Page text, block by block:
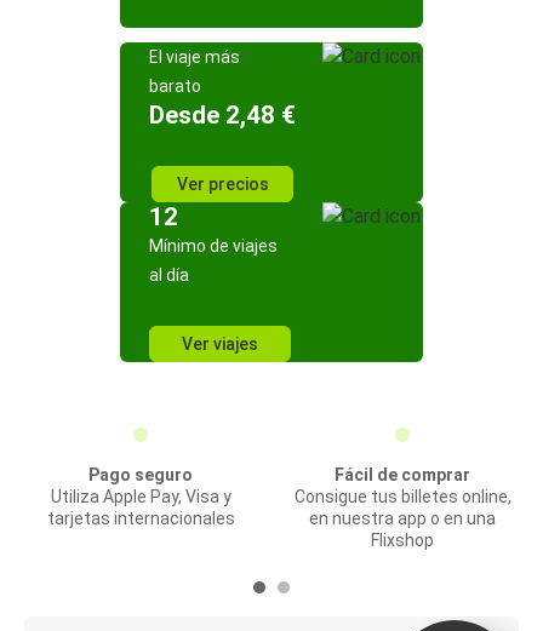
El viaje más
barato
Desde 2,48 €
Ver precios
12
Mínimo de viajes
al día
Ver viajes
Pago seguro
Utiliza Apple Pay, Visa y
tarjetas internacionales
Fácil de comprar
Consigue tus billetes online,
en nuestra app o en una
Flixshop